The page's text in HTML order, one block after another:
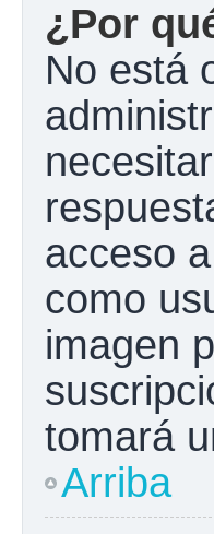
¿Por
No está
acceso
como
imagen
tomará
Arriba